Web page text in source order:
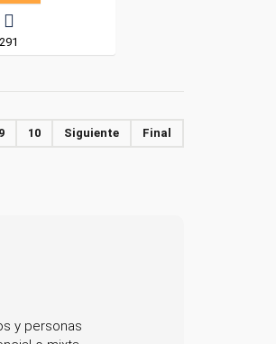
291
9 10 Siguiente Final
y personas